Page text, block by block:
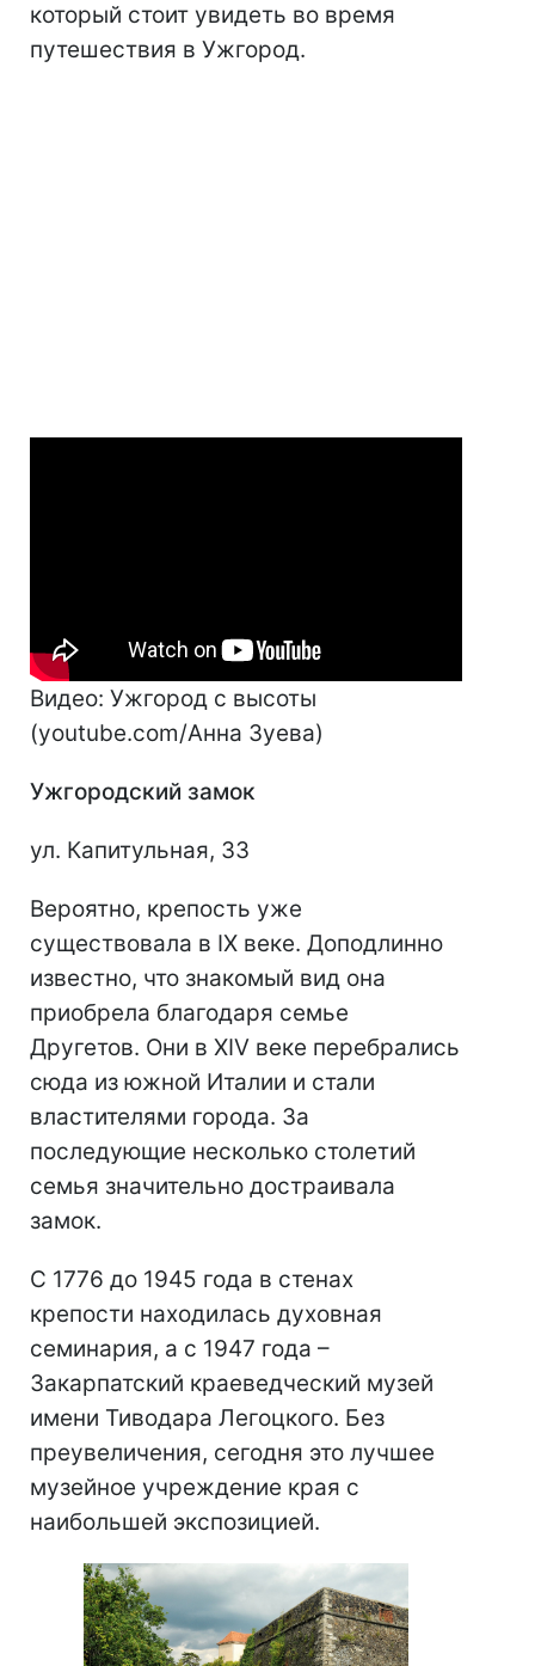
который стоит увидеть во время
путешествия в Ужгород.
Видео: Ужгород с высоты
(youtube.com/Анна Зуева)
Ужгородский замок
ул. Капитульная, 33
Вероятно, крепость уже
существовала в IX веке. Доподлинно
известно, что знакомый вид она
приобрела благодаря семье
Другетов. Они в XIV веке перебрались
сюда из южной Италии и стали
властителями города. За
последующие несколько столетий
семья значительно достраивала
замок.
С 1776 до 1945 года в стенах
крепости находилась духовная
семинария, а с 1947 года –
Закарпатский краеведческий музей
имени Тиводара Легоцкого. Без
преувеличения, сегодня это лучшее
музейное учреждение края с
наибольшей экспозицией.